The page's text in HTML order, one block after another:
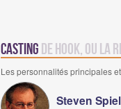
Casting de Hook, ou la
Les personnalités principales
Steven